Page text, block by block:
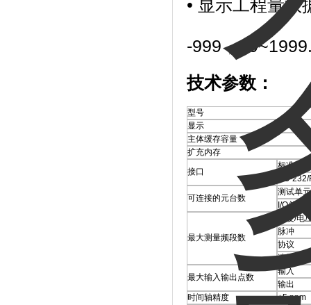
• 显示工程量数
-999，
技术参数：
型号
显示
主体缓存容量
扩充内存
接口
标准
RS-
可连接的元台数
测试单元
I/O单元
最大测量频段数
温度/电
脉冲
协议
演算
最大输入输出点数
输入
输出
时间轴精度
±5 ppm